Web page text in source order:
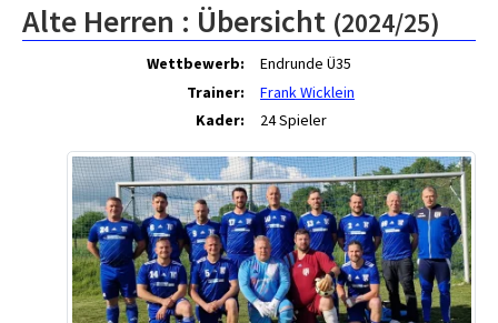
Alte Herren : Übersicht (2024/25)
Wettbewerb:
Endrunde Ü35
Trainer:
Frank Wicklein
Kader:
24 Spieler